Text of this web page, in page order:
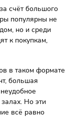
Плюсы такого
персоналу, а